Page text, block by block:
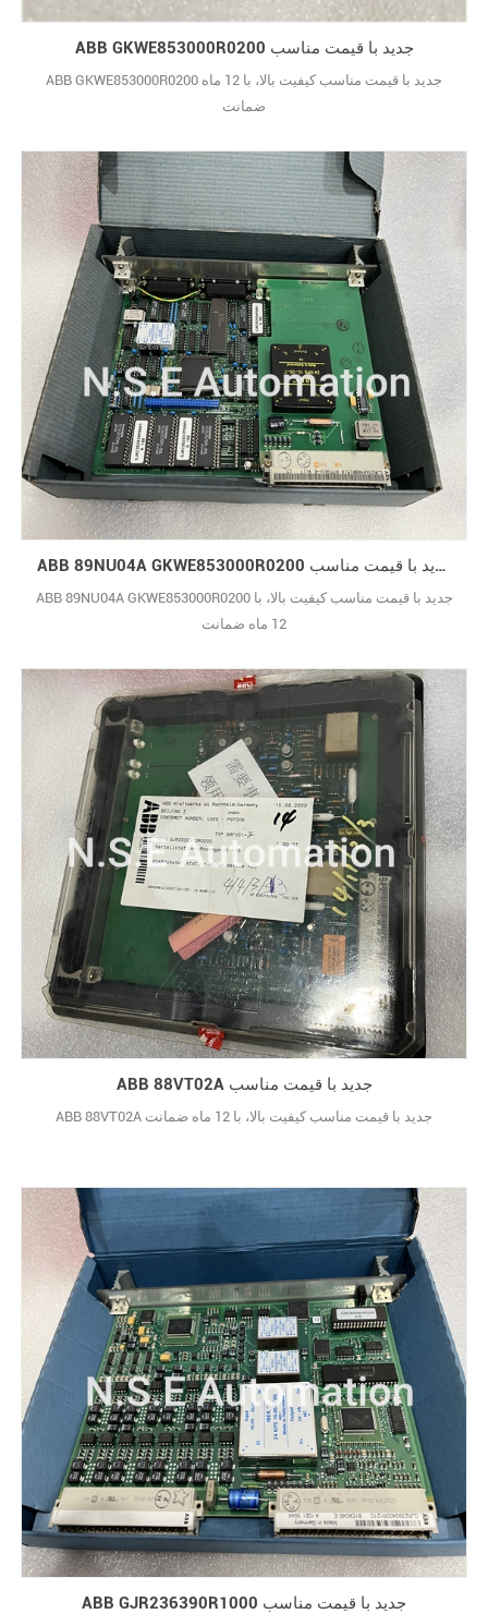
ABB GKWE853000R0200 جدید با قیمت مناسب
ABB GKWE853000R0200 جدید با قیمت مناسب کیفیت بالا، با 12 ماه
ضمانت
ABB 89NU04A GKWE853000R0200 جدید با قیمت مناسب
ABB 89NU04A GKWE853000R0200 جدید با قیمت مناسب کیفیت بالا، با
12 ماه ضمانت
ABB 88VT02A جدید با قیمت مناسب
ABB 88VT02A جدید با قیمت مناسب کیفیت بالا، با 12 ماه ضمانت
ABB GJR236390R1000 جدید با قیمت مناسب